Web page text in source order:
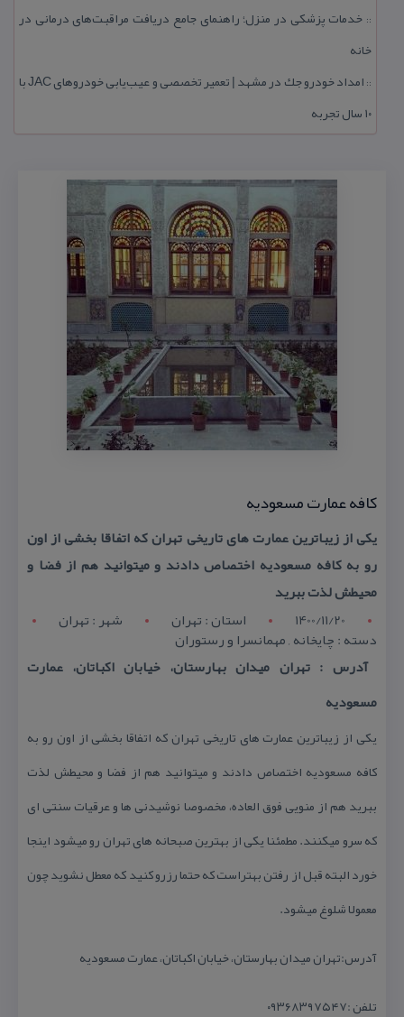
:: خدمات پزشكی در منزل؛ راهنمای جامع دریافت مراقبت‌های درمانی در
خانه
::
امداد خودرو جك در مشهد | تعمیر تخصصی و عیب‌یابی خودروهای JAC با
۱۰ سال تجربه
كافه عمارت مسعودیه
یكی از زیباترین عمارت های تاریخی تهران كه اتفاقا بخشی از اون
رو به كافه مسعودیه اختصاص دادند و میتوانید هم از فضا و
محیطش لذت ببرید
1400/11/20
استان : تهران شهر : تهران
دسته : چایخانه , مهمانسرا و رستوران
آدرس : تهران میدان بهارستان، خیابان اكباتان، عمارت
مسعودیه
یكی از زیباترین عمارت های تاریخی تهران كه اتفاقا بخشی از اون رو به
كافه مسعودیه اختصاص دادند و میتوانید هم از فضا و محیطش لذت
ببرید هم از منویی فوق العاده، مخصوصا نوشیدنی ها و عرقیات سنتی ای
كه سرو میكنند. مطمئنا یكی از بهترین صبحانه های تهران رو میشود اینجا
خورد البته قبل از رفتن بهتراست كه حتما رزرو كنید كه معطل نشوید چون
معمولا شلوغ میشود.
آدرس:تهران میدان بهارستان، خیابان اكباتان، عمارت مسعودیه
تلفن :۰۹۳۶۸۳۹۷۵۴۷